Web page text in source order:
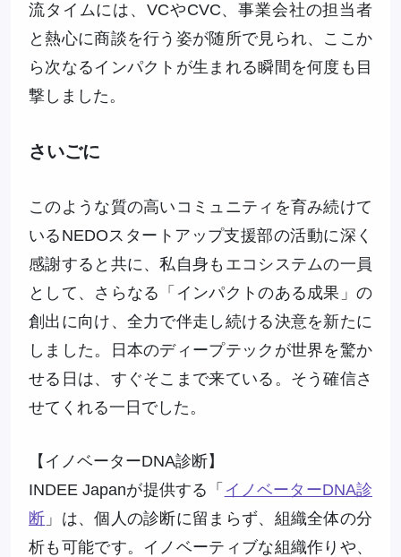
流タイムには、VCやCVC、事業会社の担当者
と熱心に商談を行う姿が随所で見られ、ここか
ら次なるインパクトが生まれる瞬間を何度も目
撃しました。
さいごに
このような質の高いコミュニティを育み続けて
いるNEDOスタートアップ支援部の活動に深く
感謝すると共に、私自身もエコシステムの一員
として、さらなる「インパクトのある成果」の
創出に向け、全力で伴走し続ける決意を新たに
しました。日本のディープテックが世界を驚か
せる日は、すぐそこまで来ている。そう確信さ
せてくれる一日でした。
【イノベーターDNA診断】
INDEE Japanが提供する「 イノベーターDNA診
断 」は、個人の診断に留まらず、組織全体の分
析も可能です。イノベーティブな組織作りや、